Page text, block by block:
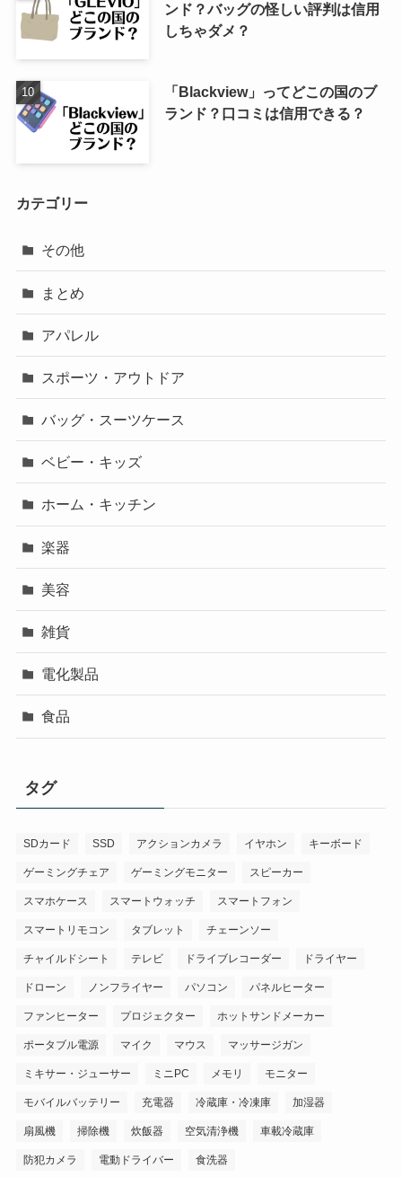
ンド？バッグの怪しい評判は信用
しちゃダメ？
「Blackview」ってどこの国のブ
ランド？口コミは信用できる？
カテゴリー
その他
まとめ
アパレル
スポーツ・アウトドア
バッグ・スーツケース
ベビー・キッズ
ホーム・キッチン
楽器
美容
雑貨
電化製品
食品
タグ
SDカード SSD アクションカメラ イヤホン キーボード
ゲーミングチェア ゲーミングモニター スピーカー
スマホケース スマートウォッチ スマートフォン
スマートリモコン タブレット チェーンソー
チャイルドシート テレビ ドライブレコーダー ドライヤー
ドローン ノンフライヤー パソコン パネルヒーター
ファンヒーター プロジェクター ホットサンドメーカー
ポータブル電源 マイク マウス マッサージガン
ミキサー・ジューサー ミニPC メモリ モニター
モバイルバッテリー 充電器 冷蔵庫・冷凍庫 加湿器
扇風機 掃除機 炊飯器 空気清浄機 車載冷蔵庫
防犯カメラ 電動ドライバー 食洗器